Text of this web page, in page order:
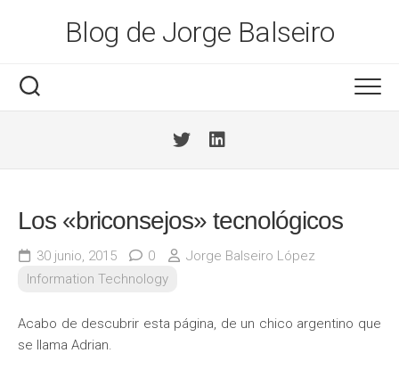
Blog de Jorge Balseiro
Los «briconsejos» tecnológicos
30 junio, 2015 0
Jorge Balseiro López
Information Technology
Acabo de descubrir esta página, de un chico argentino que
se llama Adrian.